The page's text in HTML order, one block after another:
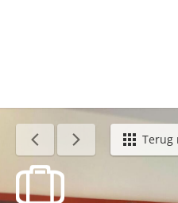
Agenda - Nederlands
Terug